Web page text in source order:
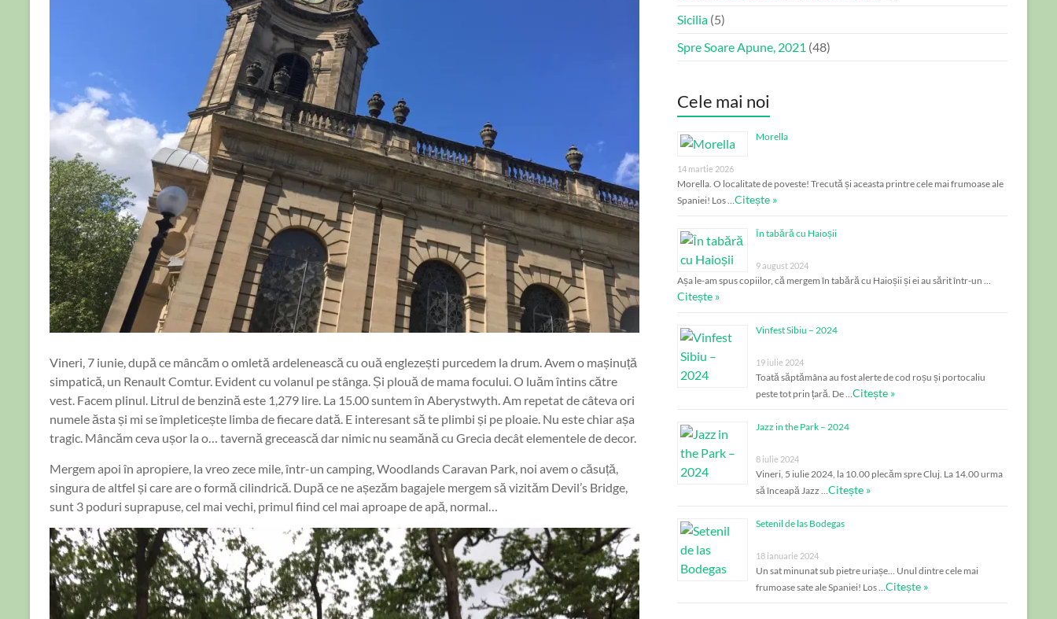
Vineri, 7 iunie, după ce mâncăm o omletă ardelenească cu ouă englezești purcedem la drum. Avem o mașinuță
simpatică, un Renault Comtur. Evident cu volanul pe stânga. Și plouă de mama focului. O luăm întins către
vest. Facem plinul. Litrul de benzină este 1,279 lire. La 15.00 suntem în Aberystwyth. Am repetat de câteva ori
numele ăsta și mi se împleticește limba de fiecare dată. E interesant să te plimbi și pe ploaie. Nu este chiar așa
tragic. Mâncăm ceva ușor la o… tavernă grecească dar nimic nu seamănă cu Grecia decât elementele de decor.
Mergem apoi în apropiere, la vreo zece mile, într-un camping, Woodlands Caravan Park, noi avem o căsuță,
singura de altfel și care are o formă cilindrică. După ce ne așezăm bagajele mergem să vizităm Devil’s Bridge,
sunt 3 poduri suprapuse, cel mai vechi, primul fiind cel mai aproape de apă, normal…
Sicilia (5)
Spre Soare Apune, 2021 (48)
Cele mai noi
Morella
14 martie 2026
Morella. O localitate de poveste! Trecută și aceasta printre cele mai frumoase ale
Spaniei! Los …Citește »
În tabără cu Haioșii
9 august 2024
Așa le-am spus copiilor, că mergem în tabără cu Haioșii și ei au sărit într-un …
Citește »
Vinfest Sibiu – 2024
19 iulie 2024
Toată săptămâna au fost alerte de cod roșu și portocaliu
peste tot prin țară. De …Citește »
Jazz in the Park – 2024
8 iulie 2024
Vineri, 5 iulie 2024, la 10.00 plecăm spre Cluj. La 14.00 urma
să înceapă Jazz …Citește »
Setenil de las Bodegas
18 ianuarie 2024
Un sat minunat sub pietre uriașe… Unul dintre cele mai
frumoase sate ale Spaniei! Los …Citește »